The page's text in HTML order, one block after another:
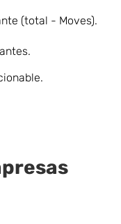
(total - Moves).